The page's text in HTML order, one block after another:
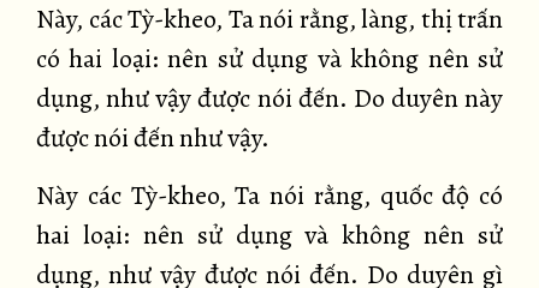
Này, các Tỳ-kheo, Ta nói rằng, làng, thị trấn
có hai loại: nên sử dụng và không nên sử
dụng, như vậy được nói đến. Do duyên này
được nói đến như vậy.
Này các Tỳ-kheo, Ta nói rằng, quốc độ có
hai loại: nên sử dụng và không nên sử
dụng, như vậy được nói đến. Do duyên gì